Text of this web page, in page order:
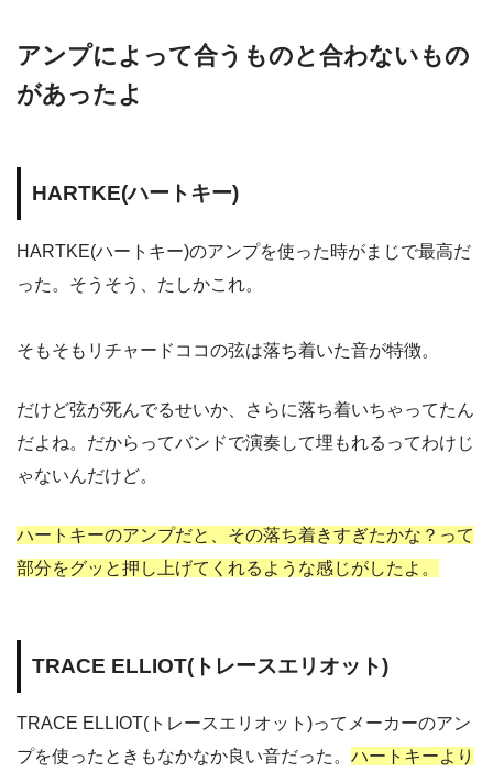
アンプによって合うものと合わないもの
があったよ
HARTKE(ハートキー)
HARTKE(ハートキー)のアンプを使った時がまじで最高だ
った。そうそう、たしかこれ。
そもそもリチャードココの弦は落ち着いた音が特徴。
だけど弦が死んでるせいか、さらに落ち着いちゃってたん
だよね。だからってバンドで演奏して埋もれるってわけじ
ゃないんだけど。
ハートキーのアンプだと、その落ち着きすぎたかな？って
部分をグッと押し上げてくれるような感じがしたよ。
TRACE ELLIOT(トレースエリオット)
TRACE ELLIOT(トレースエリオット)ってメーカーのアン
プを使ったときもなかなか良い音だった。 ハートキーより